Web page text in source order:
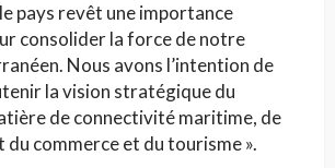
pays revêt une importance
consolider la force de notre
Nous avons l’intention de
la vision stratégique du
de connectivité maritime, de
du commerce et du tourisme ».